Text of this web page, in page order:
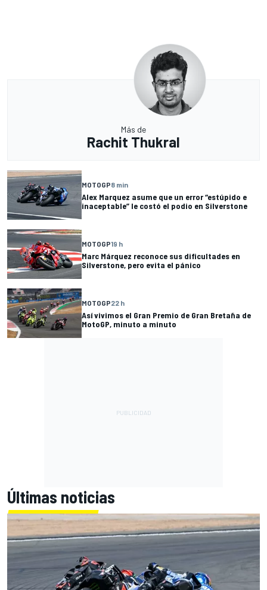
Más de
Rachit Thukral
MOTOGP8 min
Alex Marquez asume que un error “estúpido e
inaceptable” le costó el podio en Silverstone
MOTOGP19 h
Marc Márquez reconoce sus dificultades en
Silverstone, pero evita el pánico
MOTOGP22 h
Así vivimos el Gran Premio de Gran Bretaña de
MotoGP, minuto a minuto
Últimas noticias